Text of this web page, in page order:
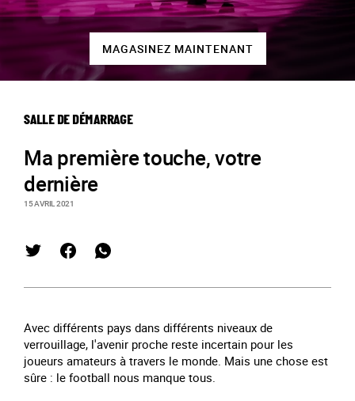
MAGASINEZ MAINTENANT
SALLE DE DÉMARRAGE
Ma première touche, votre
dernière
15 AVRIL 2021
Avec différents pays dans différents niveaux de
verrouillage, l'avenir proche reste incertain pour les
joueurs amateurs à travers le monde. Mais une chose est
sûre : le football nous manque tous.